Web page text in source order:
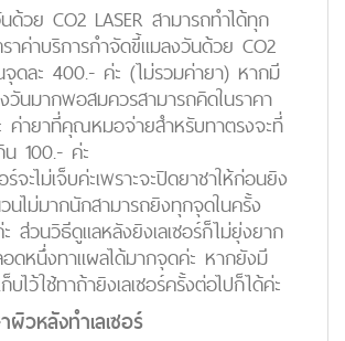
ด้วย CO2 LASER สามารถทำได้ทุก
าค่าบริการกำจัดขี้แมลงวันด้วย CO2
จุดละ 400.- ค่ะ (ไม่รวมค่ายา) หากมี
นมากพอสมควรสามารถคิดในราคา
ค่ายาที่คุณหมอจ่ายสำหรับทาตรงจะที่
น 100.- ค่ะ
จะไม่เจ็บค่ะเพราะจะปิดยาชาให้ก่อนยิง
นไม่มากนักสามารถยิงทุกจุดในครั้ง
ะ ส่วนวิธีดูแลหลังยิงเลเซอร์ก็ไม่ยุ่งยาก
ดหนึ่งทาแผลได้มากจุดค่ะ หากยังมี
บไว้ใช้ทาถ้ายิงเลเซอร์ครั้งต่อไปก็ได้ค่ะ
วหลังทำเลเซอร์